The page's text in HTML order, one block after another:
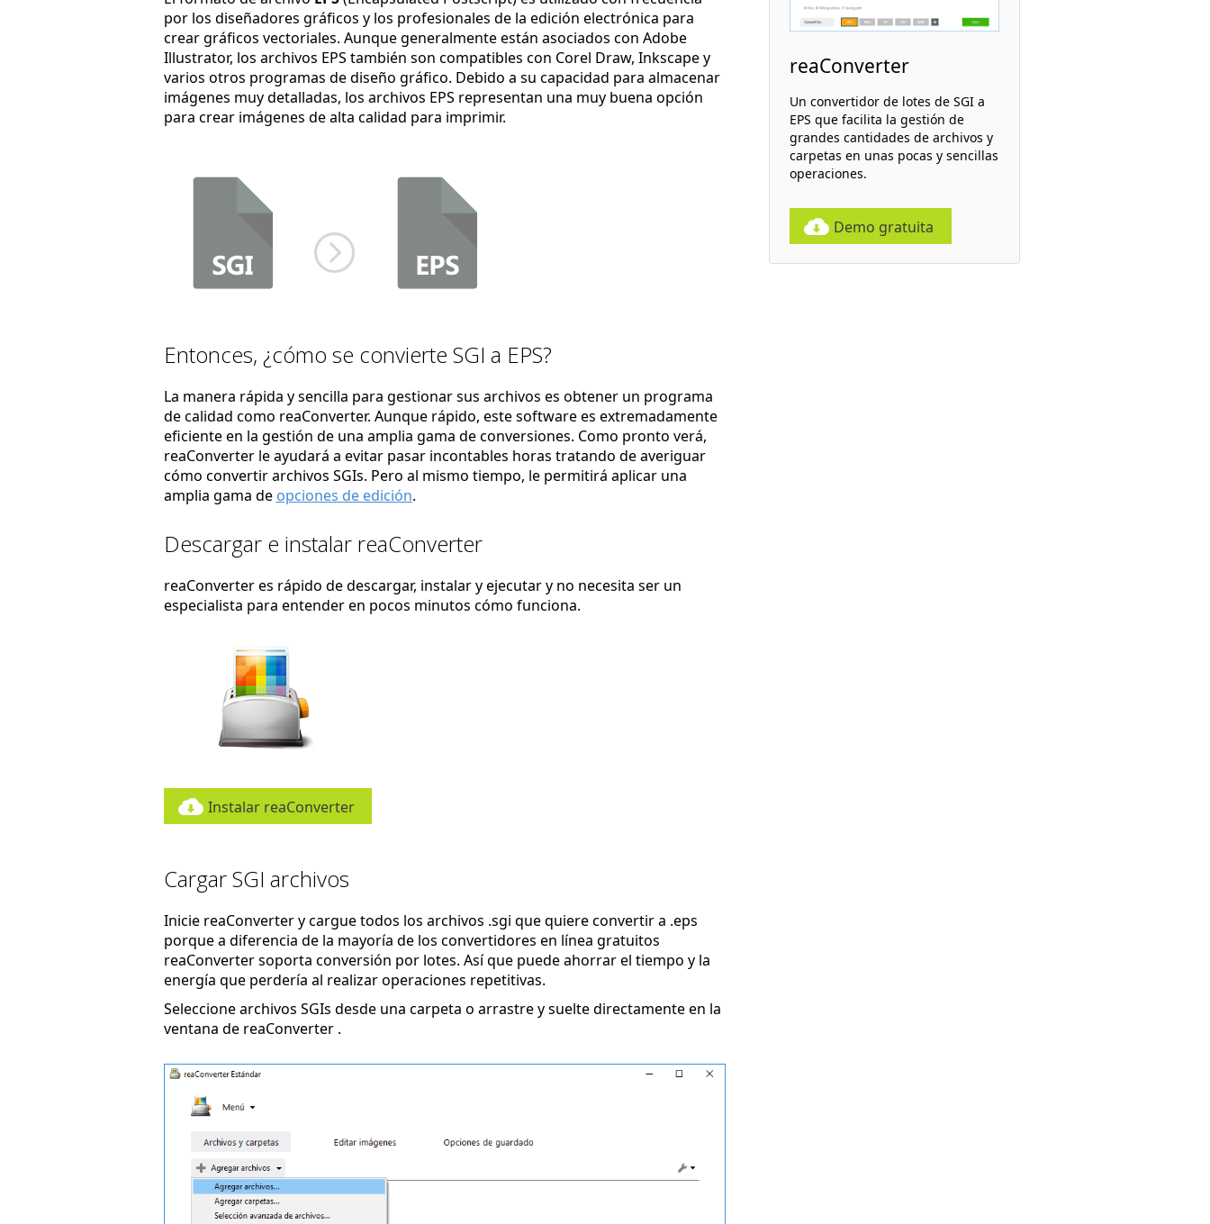
por los diseñadores gráficos y los profesionales de la edición electrónica para
crear gráficos vectoriales. Aunque generalmente están asociados con Adobe
Illustrator, los archivos EPS también son compatibles con Corel Draw, Inkscape y
varios otros programas de diseño gráfico. Debido a su capacidad para almacenar
imágenes muy detalladas, los archivos EPS representan una muy buena opción
para crear imágenes de alta calidad para imprimir.
Entonces, ¿cómo se convierte SGI a EPS?
La manera rápida y sencilla para gestionar sus archivos es obtener un programa
de calidad como reaConverter. Aunque rápido, este software es extremadamente
eficiente en la gestión de una amplia gama de conversiones. Como pronto verá,
reaConverter le ayudará a evitar pasar incontables horas tratando de averiguar
cómo convertir archivos SGIs. Pero al mismo tiempo, le permitirá aplicar una
amplia gama de opciones de edición.
Descargar e instalar reaConverter
reaConverter es rápido de descargar, instalar y ejecutar y no necesita ser un
especialista para entender en pocos minutos cómo funciona.
Instalar reaConverter
Cargar SGI archivos
Inicie reaConverter y cargue todos los archivos .sgi que quiere convertir a .eps
porque a diferencia de la mayoría de los convertidores en línea gratuitos
reaConverter soporta conversión por lotes. Así que puede ahorrar el tiempo y la
energía que perdería al realizar operaciones repetitivas.
Seleccione archivos SGIs desde una carpeta o arrastre y suelte directamente en la
ventana de reaConverter .
reaConverter
Un convertidor de lotes de SGI a
EPS que facilita la gestión de
grandes cantidades de archivos y
carpetas en unas pocas y sencillas
operaciones.
Demo gratuita